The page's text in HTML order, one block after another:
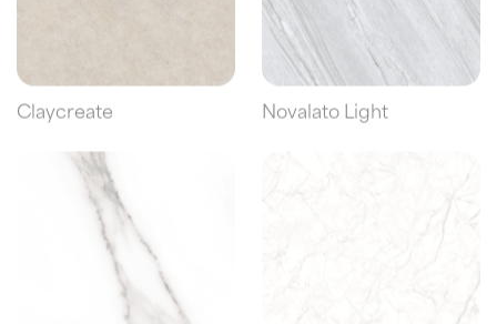
Novalato Light